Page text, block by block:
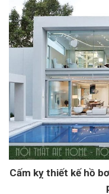
Cấm kỵ thiết kế hồ